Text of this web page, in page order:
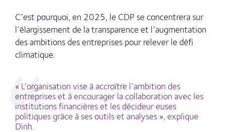
C’est pourquoi, en 2025, le CDP se concentrera sur
l’élargissement de la transparence et l’augmentation
des ambitions des entreprises pour relever le défi
climatique.
« L’organisation vise à accroître l’ambition des
entreprises et à encourager la collaboration avec les
institutions financières et les décideur·euses
politiques grâce à ses outils et analyses », explique
Dinh.